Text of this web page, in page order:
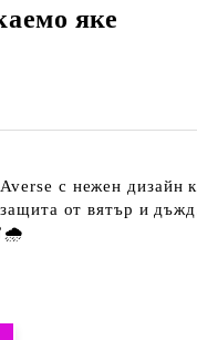
яке
с нежен дизайн
от вятър и